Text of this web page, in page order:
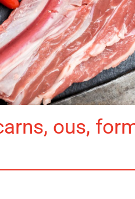
ous,